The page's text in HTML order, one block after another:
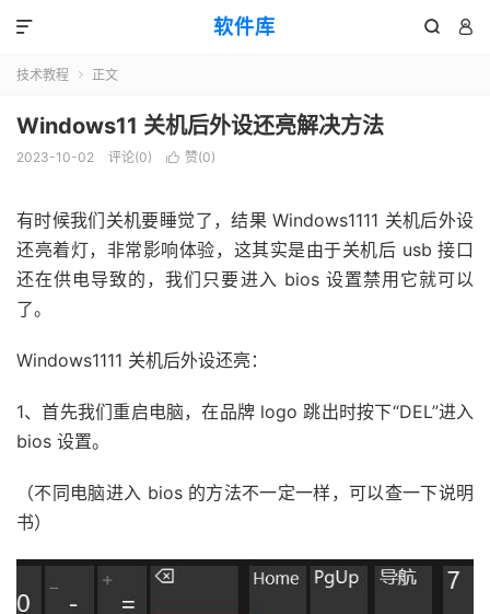
软件库  

技术教程  正文
Windows11 关机后外设还亮解决方法
2023-10-02 评论(0)  赞(0)
有时候我们关机要睡觉了，结果 Windows1111 关机后外设
还亮着灯，非常影响体验，这其实是由于关机后 usb 接口
还在供电导致的，我们只要进入 bios 设置禁用它就可以
了。
Windows1111 关机后外设还亮：
1、首先我们重启电脑，在品牌 logo 跳出时按下“DEL”进入
bios 设置。
（不同电脑进入 bios 的方法不一定一样，可以查一下说明
书）